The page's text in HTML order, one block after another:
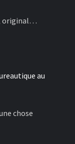
original…
au
chose